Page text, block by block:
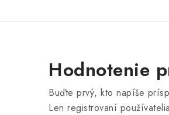
Hodnotenie
Buďte prvý, kto napíše
Len registrovaní